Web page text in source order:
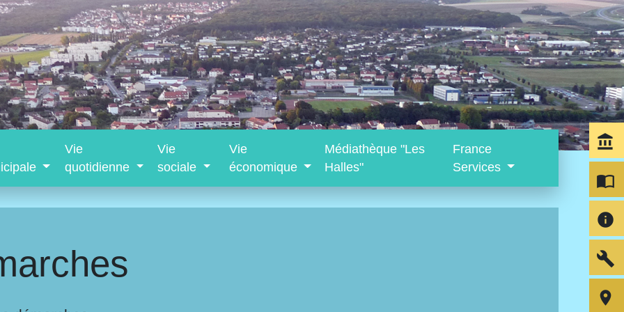
Vie
quotidienne
Vie
sociale
Vie
économique
Médiathèque "Les
Halles"
France
Services
account_balance
import_contacts
info
build
room